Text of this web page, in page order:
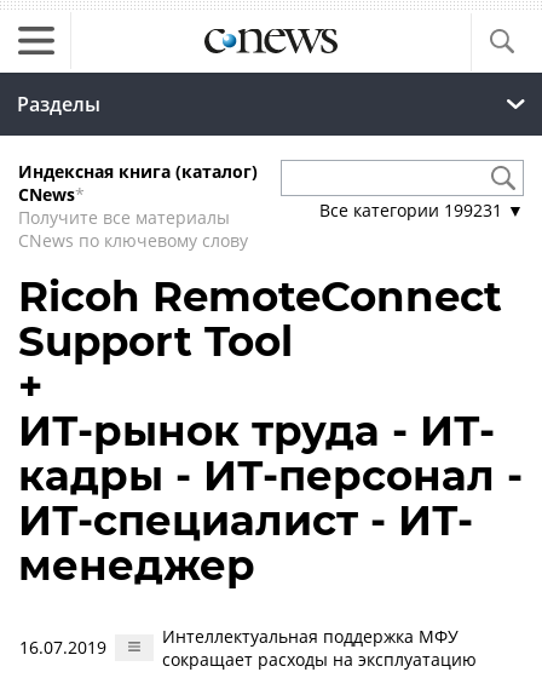
Разделы
Индексная книга (каталог)
CNews*
Получите все материалы
CNews по ключевому слову
Все категории 199231 ▼
Ricoh RemoteConnect
Support Tool
+
ИТ-рынок труда - ИТ-
кадры - ИТ-персонал -
ИТ-специалист - ИТ-
менеджер
16.07.2019
Интеллектуальная поддержка МФУ
сокращает расходы на эксплуатацию